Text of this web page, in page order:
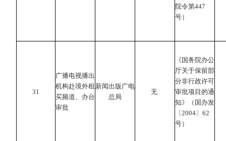
院令第447
号）
31
广播电视播出
机构赴境外租
买频道、办台
审批
新闻出版广电
总局
无
《国务院办公
厅关于保留部
分非行政许可
审批项目的通
知》（国办发
〔2004〕62
号）